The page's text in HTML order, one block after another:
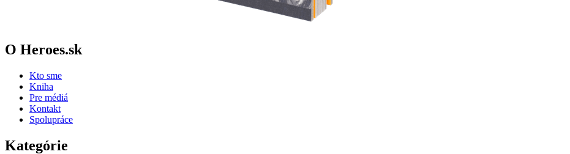
O Heroes.sk
Kto sme
Kniha
Pre médiá
Kontakt
Spolupráce
Kategórie